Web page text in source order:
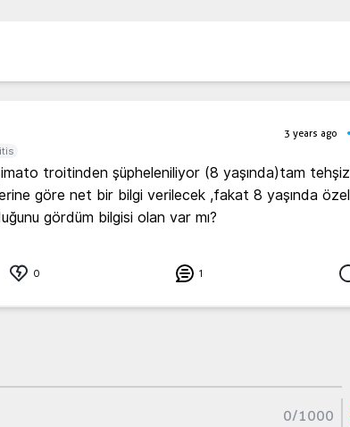
3 years ago
troitinden şüpheleniliyor (8 yaşında)tam tehşiz
göre net bir bilgi verilecek ,fakat 8 yaşında özel
gördüm bilgisi olan var mı?
0 1
0/1000